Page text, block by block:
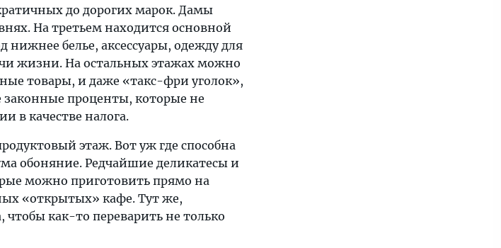
до дорогих марок. Дамы
На третьем находится основной
белье, аксессуары, одежду для
жизни. На остальных этажах можно
товары, и даже «такс-фри уголок»,
законные проценты, которые не
в качестве налога.
этаж. Вот уж где способна
обоняние. Редчайшие деликатесы и
можно приготовить прямо на
«открытых» кафе. Тут же,
чтобы как-то переварить не только